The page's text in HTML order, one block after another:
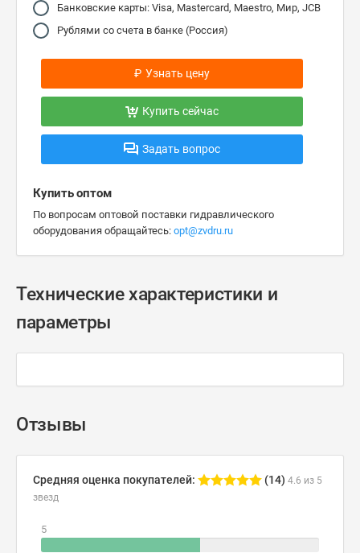
Банковские карты: Visa, Mastercard, Maestro, Мир, JCB
Рублями со счета в банке (Россия)
₽ Узнать цену
Купить сейчас
Задать вопрос
Купить оптом
По вопросам оптовой поставки гидравлического
оборудования обращайтесь: opt@zvdru.ru
Технические характеристики и
параметры
Отзывы
Средняя оценка покупателей: (14) 4.6 из 5
звезд
5